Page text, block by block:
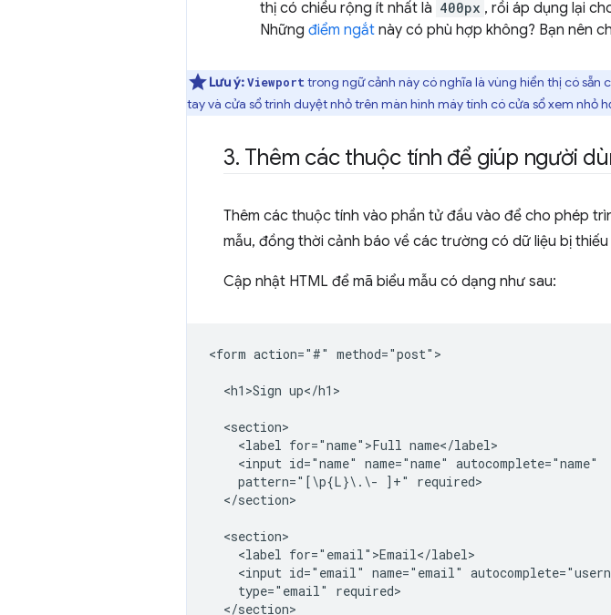
thị có chiều rộng ít nhất là 400px , rồi áp dụng lại
Những điểm ngắt này có phù hợp không? Bạn nên
Lưu ý:Viewport trong ngữ cảnh này có nghĩa là vùng hiển thị có
tay và cửa sổ trình duyệt nhỏ trên màn hình máy tính có cửa sổ xem nhỏ
3. Thêm các thuộc tính để giúp người
Thêm các thuộc tính vào phần tử đầu vào để cho phép
mẫu, đồng thời cảnh báo về các trường có dữ liệu bị
Cập nhật HTML để mã biểu mẫu có dạng như sau:
<form action="#" method="post">
  <h1>Sign up</h1>
  <section>
    <label for="name">Full name</label>
    <input id="name" name="name" autocomplete="name"
    pattern="[\p{L}\.\- ]+" required>
  </section>
  <section>
    <label for="email">Email</label>
<input id="email" name="email"
    type="email" required>
  </section>